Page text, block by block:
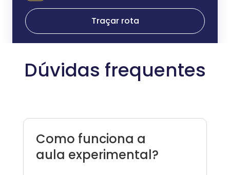
Traçar rota
Dúvidas frequentes
Como funciona a
aula experimental?